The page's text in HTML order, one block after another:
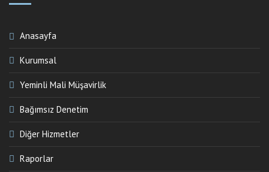
Anasayfa
Kurumsal
Yeminli Mali Müşavirlik
Bağımsız Denetim
Diğer Hizmetler
Raporlar